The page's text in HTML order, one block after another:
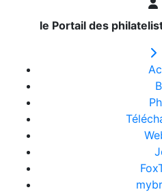
le Portail des